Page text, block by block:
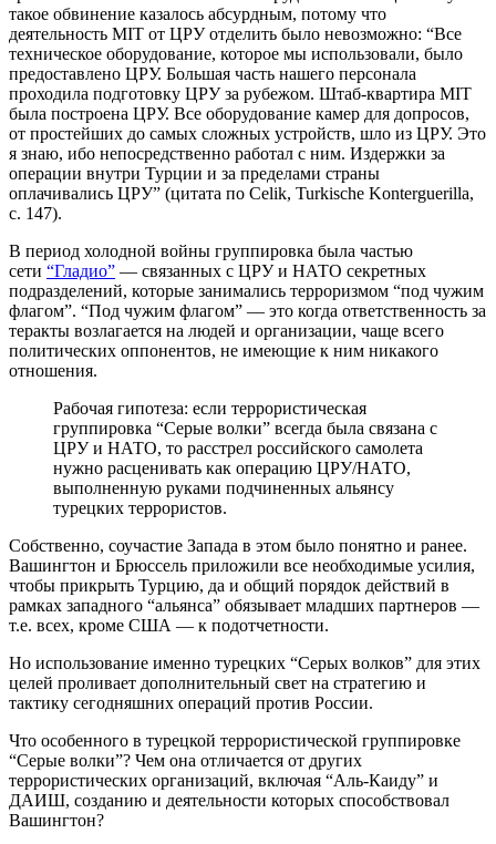
такое обвинение казалось абсурдным, потому что
деятельность MIT от ЦРУ отделить было невозможно: “Все
техническое оборудование, которое мы использовали, было
предоставлено ЦРУ. Большая часть нашего персонала
проходила подготовку ЦРУ за рубежом. Штаб-квартира MIT
была построена ЦРУ. Все оборудование камер для допросов,
от простейших до самых сложных устройств, шло из ЦРУ. Это
я знаю, ибо непосредственно работал с ним. Издержки за
операции внутри Турции и за пределами страны
оплачивались ЦРУ” (цитата по Celik, Turkische Konterguerilla,
с. 147).
В период холодной войны группировка была частью
сети “Гладио” — связанных с ЦРУ и НАТО секретных
подразделений, которые занимались терроризмом “под чужим
флагом”. “Под чужим флагом” — это когда ответственность за
теракты возлагается на людей и организации, чаще всего
политических оппонентов, не имеющие к ним никакого
отношения.
Рабочая гипотеза: если террористическая
группировка “Серые волки” всегда была связана с
ЦРУ и НАТО, то расстрел российского самолета
нужно расценивать как операцию ЦРУ/НАТО,
выполненную руками подчиненных альянсу
турецких террористов.
Собственно, соучастие Запада в этом было понятно и ранее.
Вашингтон и Брюссель приложили все необходимые усилия,
чтобы прикрыть Турцию, да и общий порядок действий в
рамках западного “альянса” обязывает младших партнеров —
т.е. всех, кроме США — к подотчетности.
Но использование именно турецких “Серых волков” для этих
целей проливает дополнительный свет на стратегию и
тактику сегодняшних операций против России.
Что особенного в турецкой террористической группировке
“Серые волки”? Чем она отличается от других
террористических организаций, включая “Аль-Каиду” и
ДАИШ, созданию и деятельности которых способствовал
Вашингтон?